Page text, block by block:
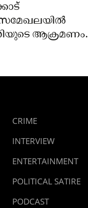
ആക്രമണം;
CRIME
INTERVIEW
ENTERTAINMENT
POLITICAL SATIRE
PODCAST